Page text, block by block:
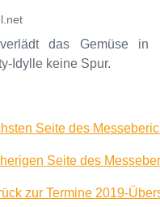
das Gemüse in
Idylle keine Spur.
Seite des
Seite des
zur Termine 2019-